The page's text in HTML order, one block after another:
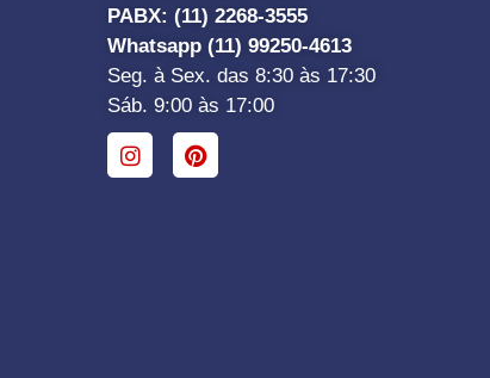
PABX: (11) 2268-3555
Whatsapp (11) 99250-4613
Seg. à Sex. das 8:30 às 17:30
Sáb. 9:00 às 17:00